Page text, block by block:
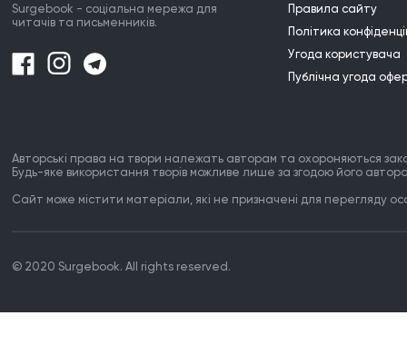
Surgebook - соціальна мережа для
читачів та письменників.
Правила сайту
Політика
Угода користувача
Публічна угода
Авторські права на твори належать авторам та охороняються
Будь-яке використання творів можливе лише за згодою його
Сайт може містити матеріали, які не призначені для перегляду
© 2020 Surgebook. All rights reserved.